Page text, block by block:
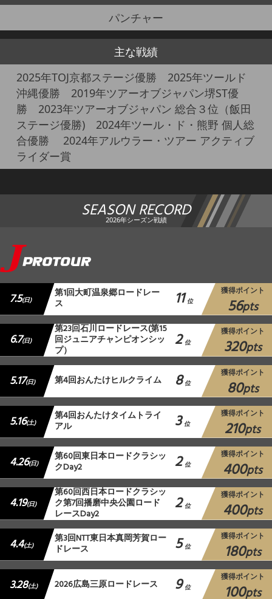
パンチャー
主な戦績
2025年TOJ京都ステージ優勝 2025年ツールド
沖縄優勝 2019年ツアーオブジャパン堺ST優
勝 2023年ツアーオブジャパン 総合３位（飯田
ステージ優勝) 2024年ツール・ド・熊野 個人総
合優勝 2024年アルウラー・ツアー アクティブ
ライダー賞
SEASON RECORD
2026年シーズン戦績
7.5(日) 第1回大町温泉郷ロードレー
ス 11 位
獲得ポイント
56pts
6.7(日)
第23回石川ロードレース(第15
回ジュニアチャンピオンシッ
プ） 2 位
獲得ポイント
320pts
5.17(日) 第4回おんたけヒルクライム 8 位
獲得ポイント
80pts
5.16(土) 第4回おんたけタイムトライ
アル 3 位
獲得ポイント
210pts
4.26(日) 第60回東日本ロードクラシッ
クDay2 2 位
獲得ポイント
400pts
4.19(日)
第60回西日本ロードクラシッ
ク第7回播磨中央公園ロード
レースDay2 2 位
獲得ポイント
400pts
4.4(土) 第3回NTT東日本真岡芳賀ロー
ドレース 5 位
獲得ポイント
180pts
3.28(土) 2026広島三原ロードレース 9 位
獲得ポイント
100pts